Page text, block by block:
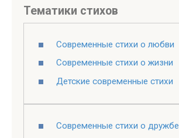
Тематики стихов
Современные стихи о любви
Современные стихи о жизни
Детские современные стихи
Современные стихи о дружбе